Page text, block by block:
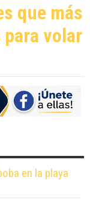
que más
volar
en la playa